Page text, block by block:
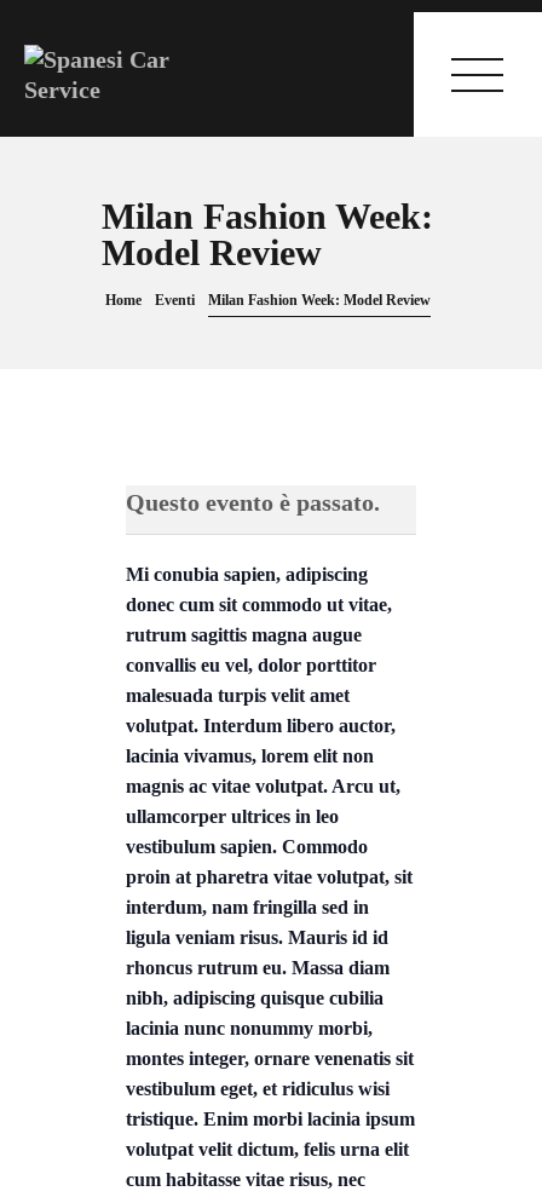
Milan Fashion Week:
Model Review
Home Eventi Milan Fashion Week: Model Review
HOME
GALLERY
Questo evento è passato.
Mi conubia sapien, adipiscing
donec cum sit commodo ut vitae,
rutrum sagittis magna augue
convallis eu vel, dolor porttitor
malesuada turpis velit amet
volutpat. Interdum libero auctor,
lacinia vivamus, lorem elit non
magnis ac vitae volutpat. Arcu ut,
ullamcorper ultrices in leo
vestibulum sapien. Commodo
proin at pharetra vitae volutpat, sit
interdum, nam fringilla sed in
ligula veniam risus. Mauris id id
rhoncus rutrum eu. Massa diam
nibh, adipiscing quisque cubilia
lacinia nunc nonummy morbi,
montes integer, ornare venenatis sit
vestibulum eget, et ridiculus wisi
tristique. Enim morbi lacinia ipsum
volutpat velit dictum, felis urna elit
cum habitasse vitae risus, nec